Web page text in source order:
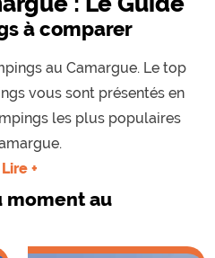
à comparer
au Camargue. Le top
vous sont présentés en
les plus populaires
Lire +
moment au